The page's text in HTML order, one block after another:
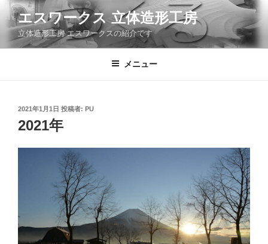
ン
ン
エスワークス 立体造形工房
立体造形工房 エスワークスの紹介です
メニュー
投
稿
日:
2021年1月1日 投稿者: PU
2021年